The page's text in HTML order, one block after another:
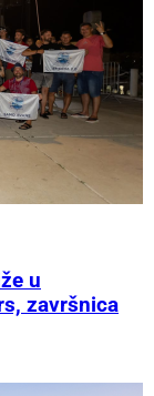
u
završnica